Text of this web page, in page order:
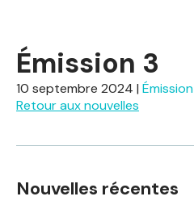
Émission 3
10 septembre 2024 | Émission
Retour aux nouvelles
Nouvelles récentes